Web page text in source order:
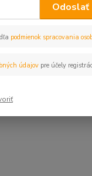
Odoslať
podmienok spracovania
údajovpre účely